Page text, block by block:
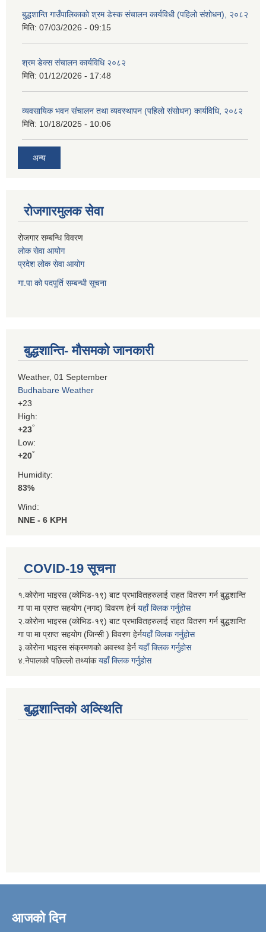
बुद्धशान्ति गाउँपालिकाको श्रम डेस्क संचालन कार्यविधी (पहिलो संशोधन), २०८२
मिति: 07/03/2026 - 09:15
श्रम डेक्स संचालन कार्यविधि २०८२
मिति: 01/12/2026 - 17:48
व्यवसायिक भवन संचालन तथा व्यवस्थापन (पहिलो संसोधन) कार्यविधि, २०८२
मिति: 10/18/2025 - 10:06
अन्य
रोजगारमुलक सेवा
रोजगार सम्बन्धि विवरण
लोक सेवा आयोग
प्रदेश लोक सेवा आयोग
गा.पा को पदपूर्ति सम्बन्धी सूचना
बुद्धशान्ति- मौसमको जानकारी
Weather, 01 September
Budhabare Weather
+23
High:
+23°
Low:
+20°
Humidity:
83%
Wind:
NNE - 6 KPH
COVID-19 सूचना
१.कोरोना भाइरस (कोभिड-१९) बाट प्रभावितहरुलाई राहत वितरण गर्न बुद्धशान्ति
गा पा मा प्राप्त सहयोग (नगद) विवरण हेर्न यहाँ क्लिक गर्नुहोस
२.कोरोना भाइरस (कोभिड-१९) बाट प्रभावितहरुलाई राहत वितरण गर्न बुद्धशान्ति
गा पा मा प्राप्त सहयोग (जिन्सी ) विवरण हेर्नयहाँ क्लिक गर्नुहोस
३.कोरोना भाइरस संक्रमणको अवस्था हेर्न यहाँ क्लिक गर्नुहोस
४.नेपालको पछिल्लो तथ्यांकयहाँ क्लिक गर्नुहोस
बुद्धशान्तिको अव्स्थिति
आजको दिन